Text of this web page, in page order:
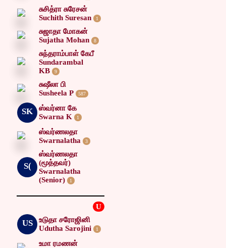
சுசித்ரா சுரேசன்
Suchith Suresan
1
சுஜாதா மோகன்
Sujatha Mohan
8
சுந்தராம்பாள் கேபீ
Sundarambal
KB
9
சுஷீலா பி
Susheela P
587
SK
ஸ்வர்னா கே
Swarna K
1
ஸ்வர்ணலதா
Swarnalatha
3
S(
ஸ்வர்ணலதா
(மூத்தவர்)
Swarnalatha
(Senior)
1
U
US
உடுதா சரோஜினி
Udutha Sarojini
1
உமா ரமணன்